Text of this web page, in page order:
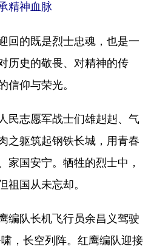
精神血脉
的既是烈士忠魂，也是一
历史的敬畏、对精神的传
仰与荣光。
志愿军战士们雄赳赳、气
之躯筑起钢铁长城，用青春
家国安宁。牺牲的烈士中，
国从未忘却。
队长机飞行员余昌义驾驶
，长空列阵。红鹰编队迎接